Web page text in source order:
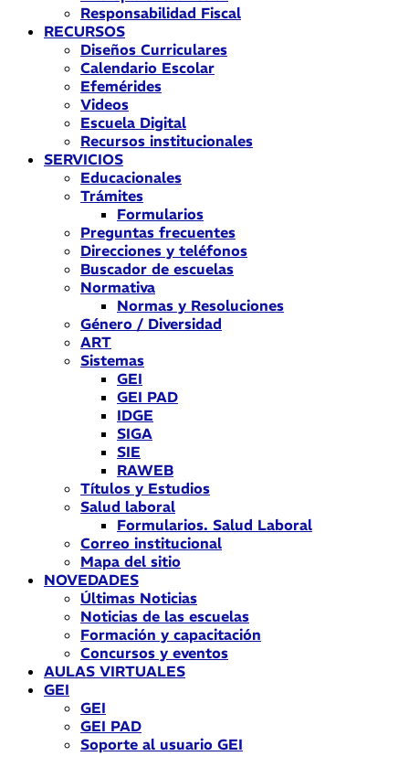
Responsabilidad Fiscal
RECURSOS
Diseños Curriculares
Calendario Escolar
Efemérides
Videos
Escuela Digital
Recursos institucionales
SERVICIOS
Educacionales
Trámites
Formularios
Preguntas frecuentes
Direcciones y teléfonos
Buscador de escuelas
Normativa
Normas y Resoluciones
Género / Diversidad
ART
Sistemas
GEI
GEI PAD
IDGE
SIGA
SIE
RAWEB
Títulos y Estudios
Salud laboral
Formularios. Salud Laboral
Correo institucional
Mapa del sitio
NOVEDADES
Últimas Noticias
Noticias de las escuelas
Formación y capacitación
Concursos y eventos
AULAS VIRTUALES
GEI
GEI
GEI PAD
Soporte al usuario GEI